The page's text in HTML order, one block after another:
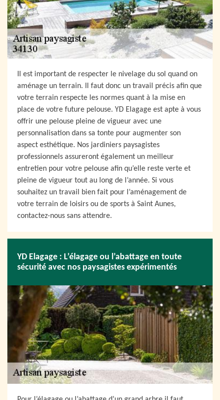
Il est important de respecter le nivelage du sol quand on
aménage un terrain. Il faut donc un travail précis afin que
votre terrain respecte les normes quant à la mise en
place de votre future pelouse. YD Elagage est apte à vous
offrir une pelouse pleine de vigueur avec une
personnalisation dans sa tonte pour augmenter son
aspect esthétique. Nos jardiniers paysagistes
professionnels assureront également un meilleur
entretien pour votre pelouse afin qu’elle reste verte et
pleine de vigueur tout au long de l’année. Si vous
souhaitez un travail bien fait pour l’aménagement de
votre terrain de loisirs ou de sports à Saint Aunes,
contactez-nous sans attendre.
YD Elagage : L’élagage ou l’abattage en toute
sécurité avec nos paysagistes expérimentés